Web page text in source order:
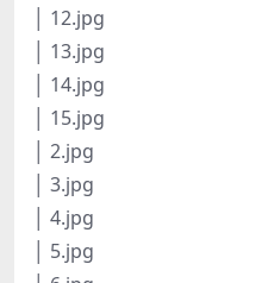
│ 12.jpg
│ 13.jpg
│ 14.jpg
│ 15.jpg
│ 2.jpg
│ 3.jpg
│ 4.jpg
│ 5.jpg